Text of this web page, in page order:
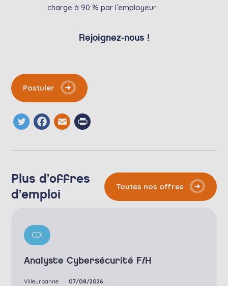
charge à 90 % par l’employeur
Rejoignez-nous !
Postuler
Plus d’offres
d’emploi
Toutes nos offres
CDI
Analyste Cybersécurité F/H
Villeurbanne 07/08/2026